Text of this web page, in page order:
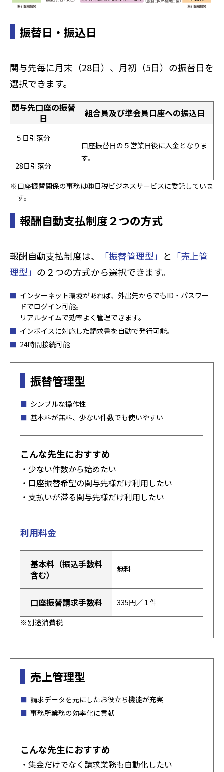
振替日・振込日
関与先毎に月末（28日）、月初（5日）の振替日を
選択できます。
関与先口座の振替
日
組合員及び準会員口座への振込日
５日引落分
口座振替日の５営業日後に入金となりま
す。
28日引落分
口座振替関係の事務は㈱日税ビジネスサービスに委託していま
す。
報酬自動支払制度２つの方式
報酬自動支払制度は、 「振替管理型」 と 「売上管
理型」 の２つの方式から選択できます。
インターネット環境があれば、外出先からでもID・パスワー
ドでログイン可能。
リアルタイムで効率よく管理できます。
インボイスに対応した請求書を自動で発行可能。
24時間接続可能
振替管理型
シンプルな操作性
基本料が無料、少ない件数でも使いやすい
こんな先生におすすめ
・少ない件数から始めたい
・口座振替希望の関与先様だけ利用したい
・支払いが滞る関与先様だけ利用したい
利用料金
基本料（振込手数料
含む）
無料
口座振替請求手数料
335円／１件
別途消費税
売上管理型
請求データを元にしたお役立ち機能が充実
事務所業務の効率化に貢献
こんな先生におすすめ
・集金だけでなく請求業務も自動化したい